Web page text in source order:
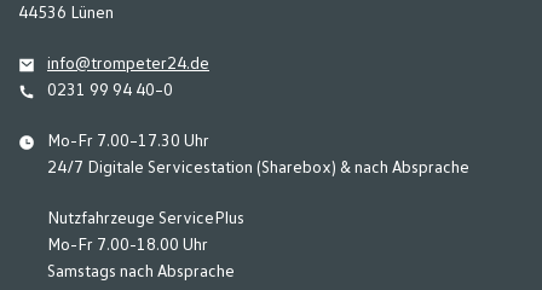
44536 Lünen
info@trompeter24.de
0231 99 94 40–0
Mo-Fr 7.00–17.30 Uhr
24/7 Digitale Servicestation (Sharebox) & nach Absprache
Nutzfahrzeuge ServicePlus
Mo-Fr 7.00-18.00 Uhr
Samstags nach Absprache